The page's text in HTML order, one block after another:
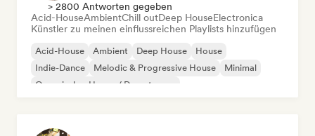
> 2800 Antworten gegeben
Acid-HouseAmbientChill outDeep HouseElectronica
Künstler zu meinen einflussreichen Playlists hinzufügen
Acid-House Ambient Deep House
House
Indie-Dance
Melodic & Progressive House
Minimal
Organischer House / Downtempo